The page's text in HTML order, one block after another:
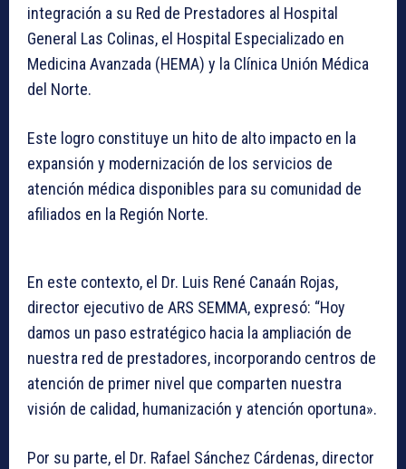
integración a su Red de Prestadores al Hospital
General Las Colinas, el Hospital Especializado en
Medicina Avanzada (HEMA) y la Clínica Unión Médica
del Norte.
Este logro constituye un hito de alto impacto en la
expansión y modernización de los servicios de
atención médica disponibles para su comunidad de
afiliados en la Región Norte.
En este contexto, el Dr. Luis René Canaán Rojas,
director ejecutivo de ARS SEMMA, expresó: “Hoy
damos un paso estratégico hacia la ampliación de
nuestra red de prestadores, incorporando centros de
atención de primer nivel que comparten nuestra
visión de calidad, humanización y atención oportuna».
Por su parte, el Dr. Rafael Sánchez Cárdenas, director